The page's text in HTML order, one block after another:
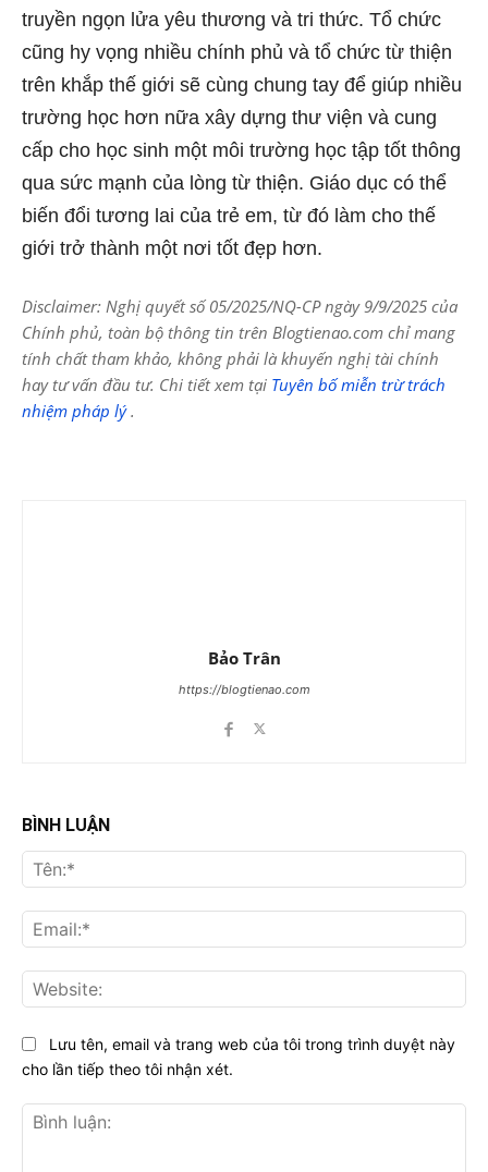
truyền ngọn lửa yêu thương và tri thức. Tổ chức
cũng hy vọng nhiều chính phủ và tổ chức từ thiện
trên khắp thế giới sẽ cùng chung tay để giúp nhiều
trường học hơn nữa xây dựng thư viện và cung
cấp cho học sinh một môi trường học tập tốt thông
qua sức mạnh của lòng từ thiện. Giáo dục có thể
biến đổi tương lai của trẻ em, từ đó làm cho thế
giới trở thành một nơi tốt đẹp hơn.
Disclaimer: Nghị quyết số 05/2025/NQ-CP ngày 9/9/2025 của
Chính phủ, toàn bộ thông tin trên Blogtienao.com chỉ mang
tính chất tham khảo, không phải là khuyến nghị tài chính
hay tư vấn đầu tư. Chi tiết xem tại Tuyên bố miễn trừ trách
nhiệm pháp lý.
Bảo Trân
https://blogtienao.com
BÌNH LUẬN
Lưu tên, email và trang web của tôi trong trình duyệt này
cho lần tiếp theo tôi nhận xét.